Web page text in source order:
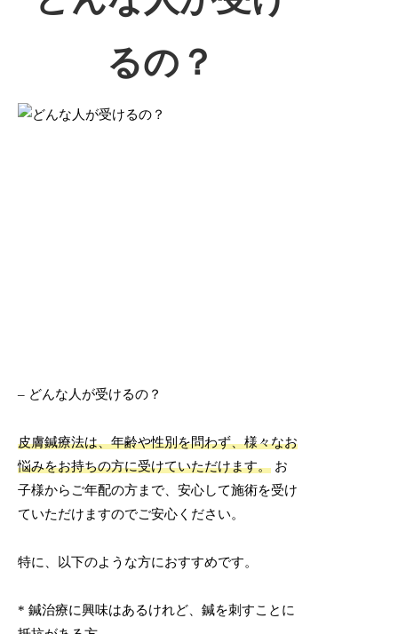
るの？
– どんな人が受けるの？
皮膚鍼療法は、年齢や性別を問わず、様々なお
悩みをお持ちの方に受けていただけます。 お
子様からご年配の方まで、安心して施術を受け
ていただけますのでご安心ください。
特に、以下のような方におすすめです。
* 鍼治療に興味はあるけれど、鍼を刺すことに